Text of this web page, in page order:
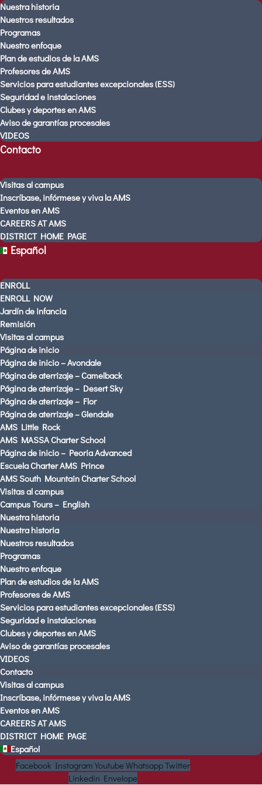
Nuestra historia
Nuestra historia
Nuestros resultados
Programas
Nuestro enfoque
Plan de estudios de la AMS
Profesores de AMS
Servicios para estudiantes excepcionales (ESS)
Seguridad e instalaciones
Clubes y deportes en AMS
Aviso de garantías procesales
VIDEOS
Contacto
Visitas al campus
Inscríbase, infórmese y viva la AMS
Eventos en AMS
CAREERS AT AMS
DISTRICT HOME PAGE
Español
ENROLL
ENROLL NOW
Jardín de infancia
Remisión
Visitas al campus
Página de inicio
Página de inicio – Avondale
Página de aterrizaje – Camelback
Página de aterrizaje – Desert Sky
Página de aterrizaje – Flor
Página de aterrizaje – Glendale
AMS Little Rock
AMS MASSA Charter School
Página de inicio – Peoria Advanced
Escuela Charter AMS Prince
AMS South Mountain Charter School
Visitas al campus
Campus Tours – English
Nuestra historia
Nuestra historia
Nuestros resultados
Programas
Nuestro enfoque
Plan de estudios de la AMS
Profesores de AMS
Servicios para estudiantes excepcionales (ESS)
Seguridad e instalaciones
Clubes y deportes en AMS
Aviso de garantías procesales
VIDEOS
Contacto
Visitas al campus
Inscríbase, infórmese y viva la AMS
Eventos en AMS
CAREERS AT AMS
DISTRICT HOME PAGE
Español
Facebook Instagram Youtube WhatsappTwitter
Linkedin Envelope